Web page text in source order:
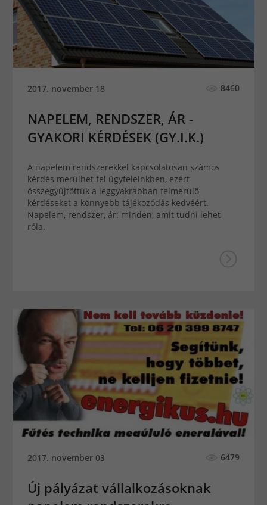
2017. november 18 8460
NAPELEM, RENDSZER, ÁR -
GYAKORI KÉRDÉSEK (GY.I.K.)
A napelem rendszerekkel kapcsolatosan számos
kérdés merülhet fel ügyfeleinkben, ezért
összegyűjtöttük a leggyakrabban felmerülő
kérdéseket a könnyebb tájékozódás kedvéért.
Napelem, rendszer, ár: minden, amit tudni lehet
róla.
2017. november 03 6479
Új pályázat vállalkozásoknak